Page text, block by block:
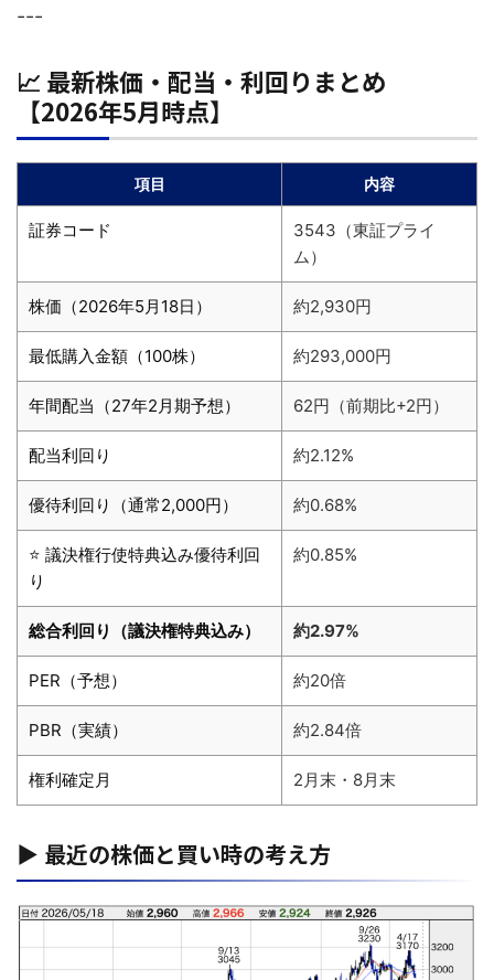
---
📈 最新株価・配当・利回りまとめ
【2026年5月時点】
項目 内容
証券コード
3543（東証プライ
ム）
株価（2026年5月18日） 約2,930円
最低購入金額（100株） 約293,000円
年間配当（27年2月期予想） 62円（前期比+2円）
配当利回り 約2.12%
優待利回り（通常2,000円） 約0.68%
⭐ 議決権行使特典込み優待利回
り
約0.85%
総合利回り（議決権特典込み） 約2.97%
PER（予想） 約20倍
PBR（実績） 約2.84倍
権利確定月 2月末・8月末
▶ 最近の株価と買い時の考え方